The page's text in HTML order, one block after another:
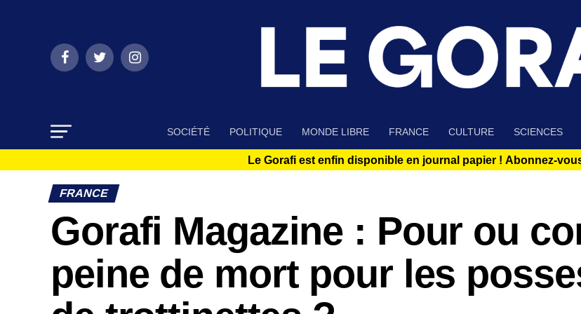
SOCIÉTÉ POLITIQUE MONDE LIBRE FRANCE CULTURE SCIENCES
Le Gorafi est enfin disponible en journal papier ! Abonnez-
FRANCE
Gorafi Magazine : Pour ou
peine de mort pour les